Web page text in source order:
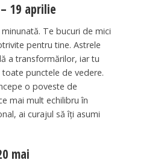
19 aprilie
Te bucuri de mici
pentru tine. Astrele
a transformărilor, iar tu
punctele de vedere.
o poveste de
mai mult echilibru în
ai curajul să îți asumi
mai